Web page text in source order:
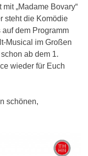
„Madame Bovary“
steht die Komödie
auf dem Programm
Musical im Großen
ab dem 1.
wieder für Euch
schönen,